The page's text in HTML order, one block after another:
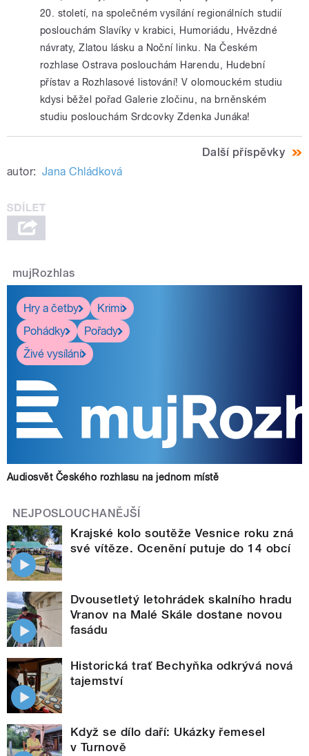
20. století, na společném vysílání regionálních studií
poslouchám Slavíky v krabici, Humoriádu, Hvězdné
návraty, Zlatou lásku a Noční linku. Na Českém
rozhlase Ostrava poslouchám Harendu, Hudební
přístav a Rozhlasové listování! V olomouckém studiu
kdysi běžel pořad Galerie zločinu, na brněnském
studiu poslouchám Srdcovky Zdenka Junáka!
Další příspěvky
autor: Jana Chládková
mujRozhlas
Hry a četby
Krimi
Pohádky
Pořady
Živé vysílání
Audiosvět Českého rozhlasu na jednom místě
NEJPOSLOUCHANĚJŠÍ
Krajské kolo soutěže Vesnice roku zná
své vítěze. Ocenění putuje do 14 obcí
Dvousetletý letohrádek skalního hradu
Vranov na Malé Skále dostane novou
fasádu
Historická trať Bechyňka odkrývá nová
tajemství
Když se dílo daří: Ukázky řemesel
v Turnově